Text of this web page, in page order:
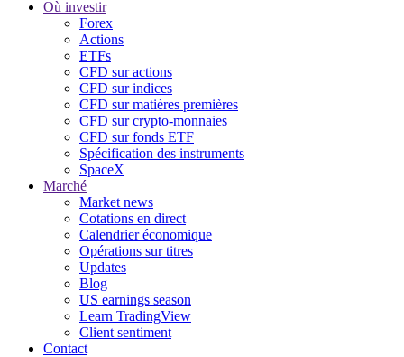
Où investir
Forex
Actions
ETFs
CFD sur actions
CFD sur indices
CFD sur matières premières
CFD sur crypto-monnaies
CFD sur fonds ETF
Spécification des instruments
SpaceX
Marché
Market news
Cotations en direct
Calendrier économique
Opérations sur titres
Updates
Blog
US earnings season
Learn TradingView
Client sentiment
Contact